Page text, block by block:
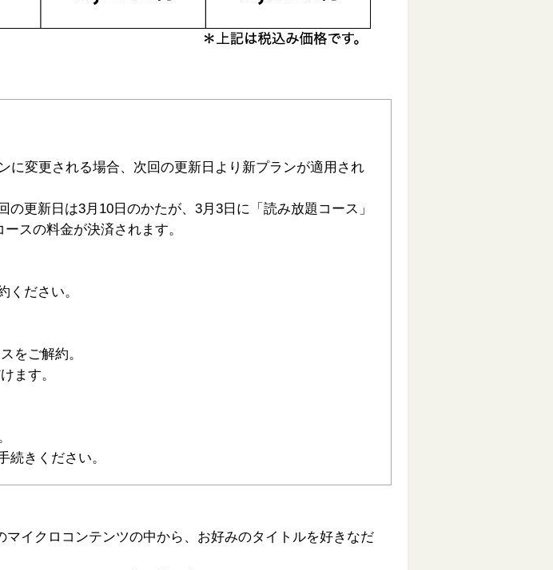
に変更される場合、次回の更新日より新プランが適用され
更新日は3月10日のかたが、3月3日に「読み放題コース」
スの料金が決済されます。
ください。
をご解約。
ます。
続きください。
イクロコンテンツの中から、お好みのタイトルを好きなだ